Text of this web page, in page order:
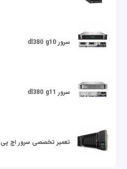
سرور dl380 g10
سرور dl380 g11
تعمیر تخصصی سرور اچ پی